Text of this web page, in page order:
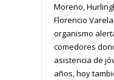
Moreno,
Florencio
organismo
comedores
asistencia de
años, hoy